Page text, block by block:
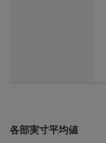
各部実寸平均値